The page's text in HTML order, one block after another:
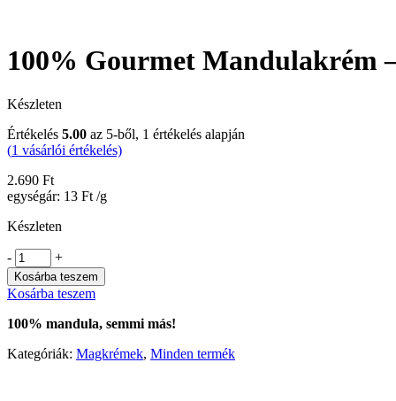
100% Gourmet Mandulakrém
Készleten
Értékelés 5.00 az 5-ből, 1 értékelés alapján
(1 vásárlói értékelés)
2.690 Ft
egységár: 13 Ft /g
Készleten
- +
Kosárba teszem
Kosárba teszem
100% mandula, semmi más!
Kategóriák: Magkrémek, Minden termék